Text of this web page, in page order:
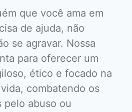
que você ama em
de ajuda, não
se agravar. Nossa
para oferecer um
ético e focado na
combatendo os
pelo abuso ou